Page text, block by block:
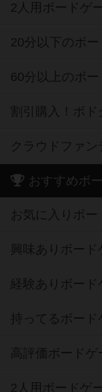
2人用ボードゲ
20分以下のボ
60分以上のボ
割引購入！ボド
クラウドファ
おすすめボ
お気に入りボ
興味ありボー
経験ありボード
持ってるボード
高評価ボードゲ
2人用ボードゲ